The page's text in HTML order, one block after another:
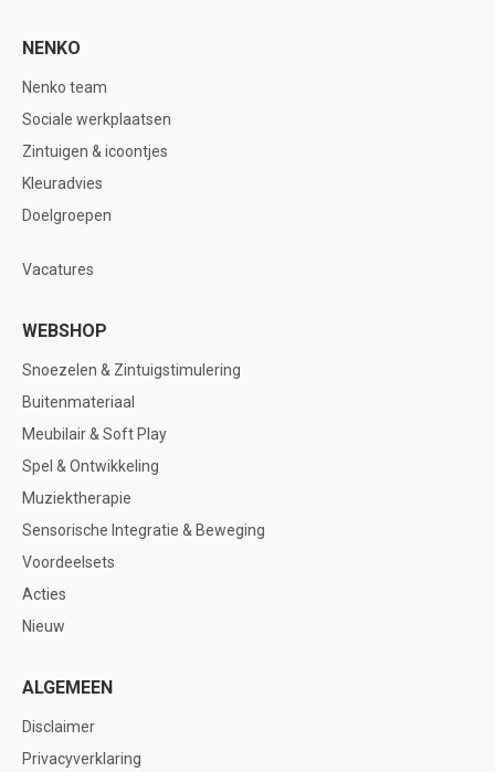
NENKO
Nenko team
Sociale werkplaatsen
Zintuigen & icoontjes
Kleuradvies
Doelgroepen
Vacatures
WEBSHOP
Snoezelen & Zintuigstimulering
Buitenmateriaal
Meubilair & Soft Play
Spel & Ontwikkeling
Muziektherapie
Sensorische Integratie & Beweging
Voordeelsets
Acties
Nieuw
ALGEMEEN
Disclaimer
Privacyverklaring